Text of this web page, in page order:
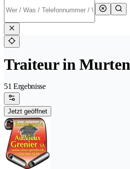
Traiteur in
51 Ergebnisse
Jetzt geöffnet